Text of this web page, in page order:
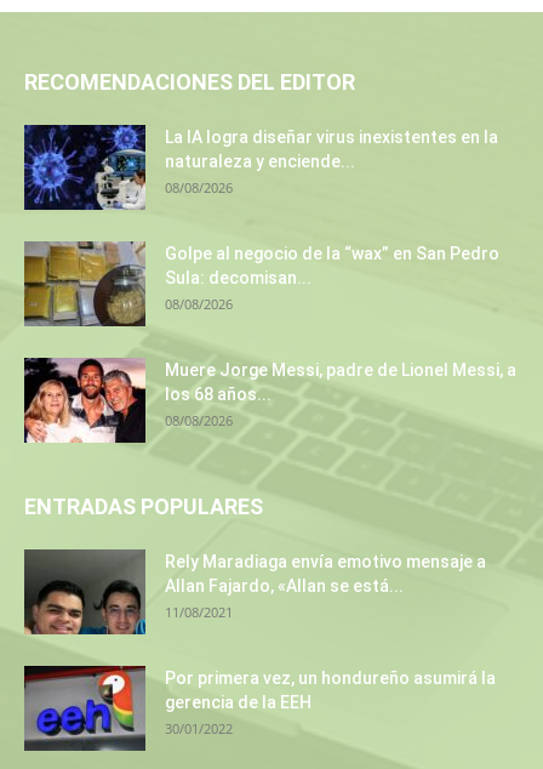
RECOMENDACIONES DEL EDITOR
La IA logra diseñar virus inexistentes en la
naturaleza y enciende...
08/08/2026
Golpe al negocio de la “wax” en San Pedro
Sula: decomisan...
08/08/2026
Muere Jorge Messi, padre de Lionel Messi, a
los 68 años...
08/08/2026
ENTRADAS POPULARES
Rely Maradiaga envía emotivo mensaje a
Allan Fajardo, «Allan se está...
11/08/2021
Por primera vez, un hondureño asumirá la
gerencia de la EEH
30/01/2022